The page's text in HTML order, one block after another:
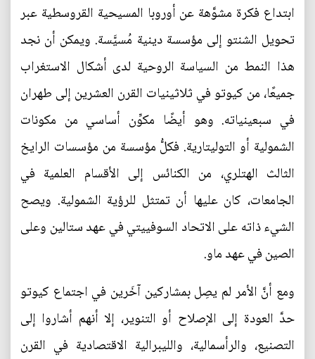
ابتداع فكرة مشوَّهة عن أوروبا المسيحية القروسطية عبر
تحويل الشنتو إلى مؤسسة دينية مُسيَّسة. ويمكن أن نجد
هذا النمط من السياسة الروحية لدى أشكال الاستغراب
جميعًا، من كيوتو في ثلاثينيات القرن العشرين إلى طهران
في سبعينياته. وهو أيضًا مكوِّن أساسي من مكونات
الشمولية أو التوليتارية. فكلُّ مؤسسة من مؤسسات الرايخ
الثالث الهتلري، من الكنائس إلى الأقسام العلمية في
الجامعات، كان عليها أن تمتثل للرؤية الشمولية. ويصح
الشيء ذاته على الاتحاد السوفييتي في عهد ستالين وعلى
الصين في عهد ماو.
ومع أنَّ الأمر لم يصِل بمشاركين آخَرين في اجتماع كيوتو
حدَّ العودة إلى الإصلاح أو التنوير، إلا أنهم أشاروا إلى
التصنيع، والرأسمالية، والليبرالية الاقتصادية في القرن